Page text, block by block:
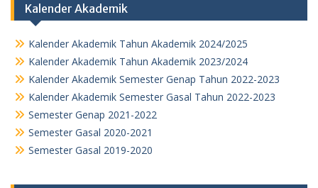
Kalender Akademik
Kalender Akademik Tahun Akademik 2024/2025
Kalender Akademik Tahun Akademik 2023/2024
Kalender Akademik Semester Genap Tahun 2022-2023
Kalender Akademik Semester Gasal Tahun 2022-2023
Semester Genap 2021-2022
Semester Gasal 2020-2021
Semester Gasal 2019-2020